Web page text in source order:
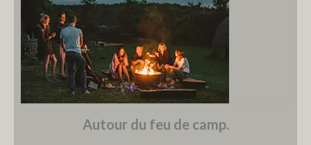
Autour du feu de camp.